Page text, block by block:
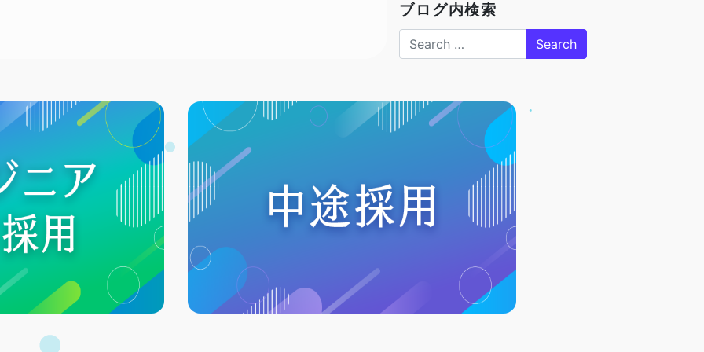
ブログ内検索
Search